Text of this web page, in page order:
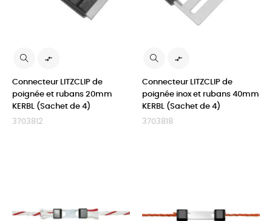

Connecteur LITZCLIP de
poignée et rubans 20mm
KERBL (Sachet de 4)
3703812

Connecteur LITZCLIP de
poignée inox et rubans 40mm
KERBL (Sachet de 4)
3703818